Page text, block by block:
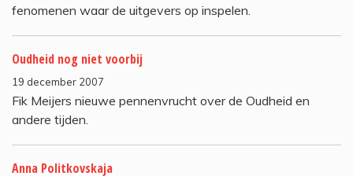
fenomenen waar de uitgevers op inspelen.
Oudheid nog niet voorbij
19 december 2007
Fik Meijers nieuwe pennenvrucht over de Oudheid en
andere tijden.
Anna Politkovskaja